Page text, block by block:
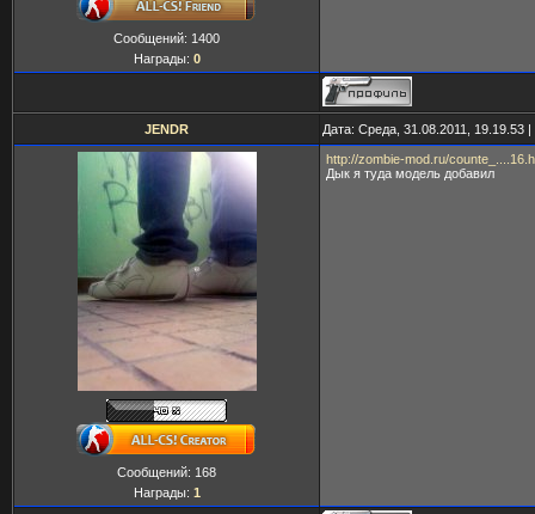
Сообщений: 1400
Награды: 0
JENDR Дата: Среда, 31.08.2011, 19.19.53
Сообщений: 168
Награды: 1
http://zombie-mod.ru/
Дык я туда модель добавил